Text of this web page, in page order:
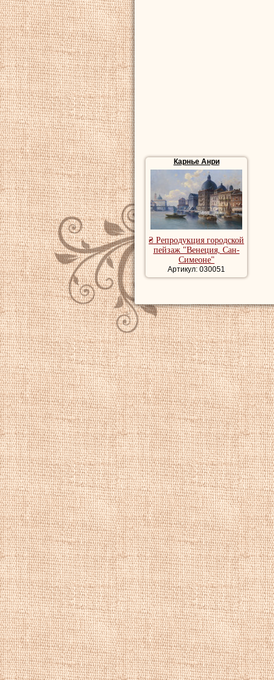
Карнье Анри
₴ Репродукция городской
пейзаж "Венеция, Сан-
Симеоне"
Артикул: 030051